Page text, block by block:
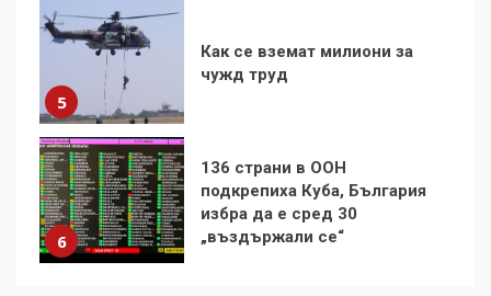
6
подкрепиха Куба, България
избра да е сред 30
7
Удължаването на „Чат
контрола“ в ЕС е обида за
демокрацията